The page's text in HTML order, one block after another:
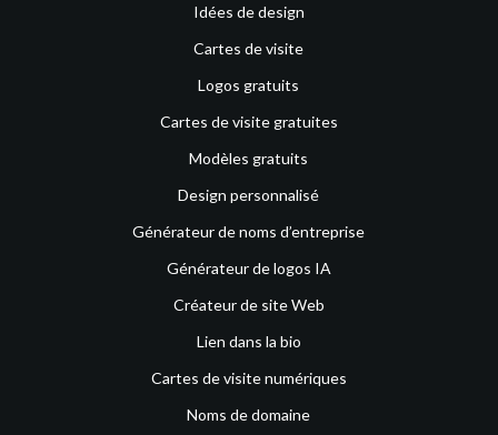
Idées de design
Cartes de visite
Logos gratuits
Cartes de visite gratuites
Modèles gratuits
Design personnalisé
Générateur de noms d’entreprise
Générateur de logos IA
Créateur de site Web
Lien dans la bio
Cartes de visite numériques
Noms de domaine